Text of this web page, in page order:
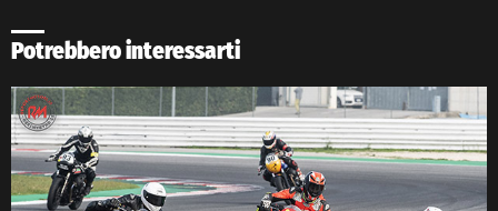
Potrebbero interessarti